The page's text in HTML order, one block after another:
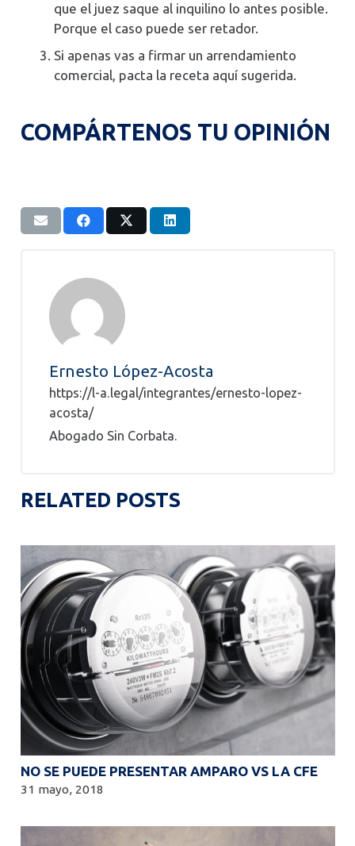
que el juez saque al inquilino lo antes posible.
Porque el caso puede ser retador.
Si apenas vas a firmar un arrendamiento
comercial, pacta la receta aquí sugerida.
COMPÁRTENOS TU OPINIÓN
Ernesto López-Acosta
https://l-a.legal/integrantes/ernesto-lopez-
acosta/
Abogado Sin Corbata.
RELATED POSTS
NO SE PUEDE PRESENTAR AMPARO VS LA CFE
31 mayo, 2018